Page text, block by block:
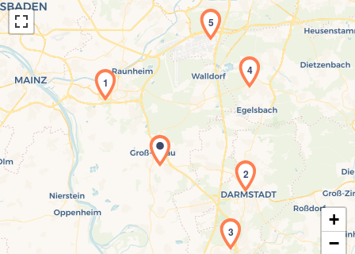
Laden der Karte...
1
2
3
4
5
+
−